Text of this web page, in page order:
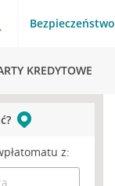
Bezpieczeństwo
KREDYTOWE
z: